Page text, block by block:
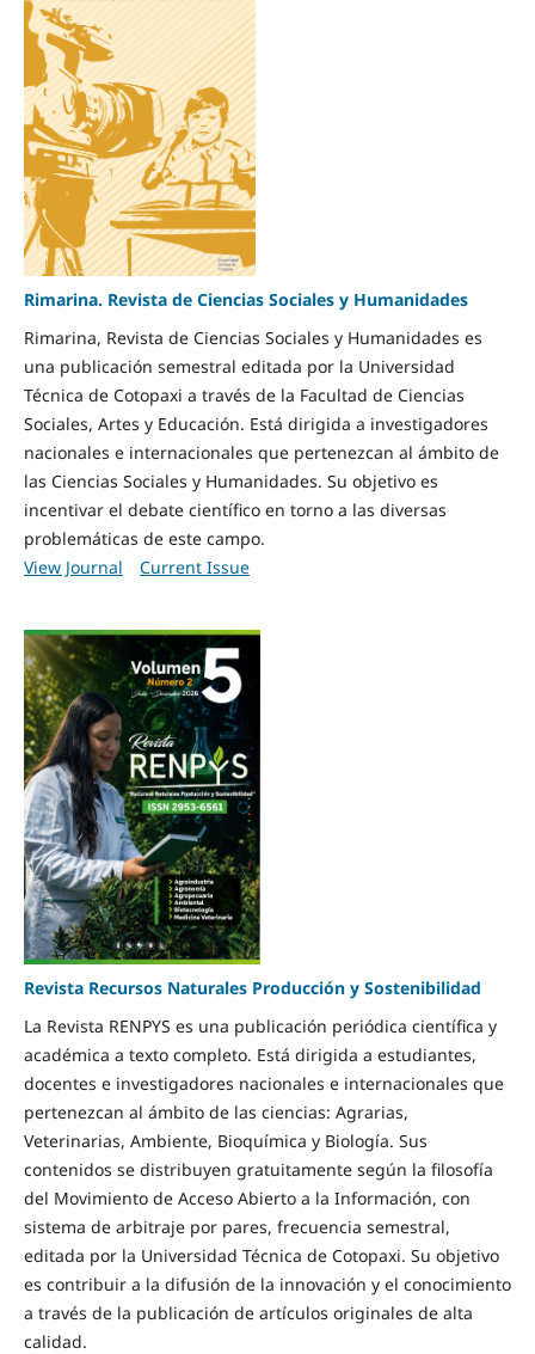
Rimarina. Revista de Ciencias Sociales y Humanidades
Rimarina, Revista de Ciencias Sociales y Humanidades es
una publicación semestral editada por la Universidad
Técnica de Cotopaxi a través de la Facultad de Ciencias
Sociales, Artes y Educación. Está dirigida a investigadores
nacionales e internacionales que pertenezcan al ámbito de
las Ciencias Sociales y Humanidades. Su objetivo es
incentivar el debate científico en torno a las diversas
problemáticas de este campo.
View Journal
Current Issue
Revista Recursos Naturales Producción y Sostenibilidad
La Revista RENPYS es una publicación periódica científica y
académica a texto completo. Está dirigida a estudiantes,
docentes e investigadores nacionales e internacionales que
pertenezcan al ámbito de las ciencias: Agrarias,
Veterinarias, Ambiente, Bioquímica y Biología. Sus
contenidos se distribuyen gratuitamente según la filosofía
del Movimiento de Acceso Abierto a la Información, con
sistema de arbitraje por pares, frecuencia semestral,
editada por la Universidad Técnica de Cotopaxi. Su objetivo
es contribuir a la difusión de la innovación y el conocimiento
a través de la publicación de artículos originales de alta
calidad.